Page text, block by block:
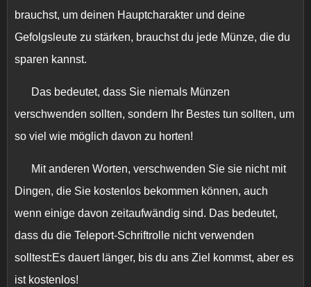
brauchst, um deinen Hauptcharakter und deine
Gefolgsleute zu stärken, brauchst du jede Münze, die du
sparen kannst.
Das bedeutet, dass Sie niemals Münzen
verschwenden sollten, sondern Ihr Bestes tun sollten, um
so viel wie möglich davon zu horten!
Mit anderen Worten, verschwenden Sie sie nicht mit
Dingen, die Sie kostenlos bekommen können, auch
wenn einige davon zeitaufwändig sind. Das bedeutet,
dass du die Teleport-Schriftrolle nicht verwenden
solltest:Es dauert länger, bis du ans Ziel kommst, aber es
ist kostenlos!